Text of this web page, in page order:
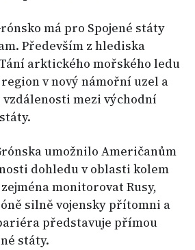
má pro Spojené státy
Především z hlediska
arktického mořského ledu
v nový námořní uzel a
mezi východní
umožnilo Američanům
dohledu v oblasti kolem
monitorovat Rusy,
silně vojensky přítomni a
představuje přímou
státy.